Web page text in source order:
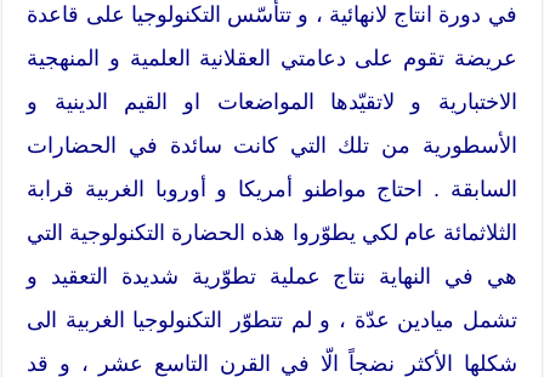
في دورة انتاج لانهائية ، و تتأسّس التكنولوجيا على قاعدة
عريضة تقوم على دعامتي العقلانية العلمية و المنهجية
الاختبارية و لاتقيّدها المواضعات او القيم الدينية و
الأسطورية من تلك التي كانت سائدة في الحضارات
السابقة . احتاج مواطنو أمريكا و أوروبا الغربية قرابة
الثلاثمائة عام لكي يطوّروا هذه الحضارة التكنولوجية التي
هي في النهاية نتاج عملية تطوّرية شديدة التعقيد و
تشمل ميادين عدّة ، و لم تتطوّر التكنولوجيا الغربية الى
شكلها الأكثر نضجاً الّا في القرن التاسع عشر ، و قد